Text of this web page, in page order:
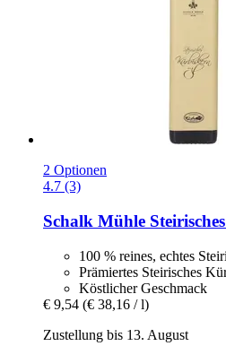
2 Optionen
4.7 (3)
Schalk Mühle
100 % reines, echtes
Prämiertes Steirisches
Köstlicher Geschmack
€ 9,54 (€ 38,16 / l)
Zustellung bis 13. August